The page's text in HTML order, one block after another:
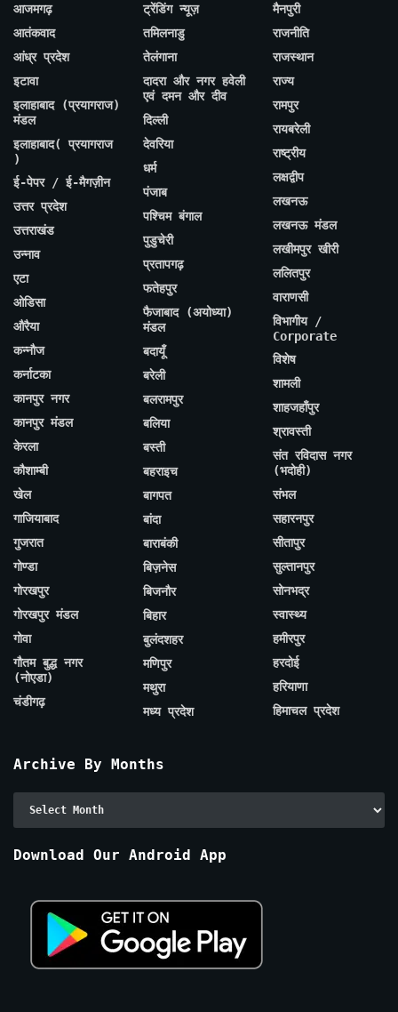
आजमगढ़
आतंकवाद
आंध्र प्रदेश
इटावा
इलाहाबाद (प्रयागराज)
मंडल
इलाहाबाद( प्रयागराज
)
ई-पेपर / ई-मैगज़ीन
उत्तर प्रदेश
उत्तराखंड
उन्नाव
एटा
ओडिसा
औरैया
कन्नौज
कर्नाटका
कानपुर नगर
कानपुर मंडल
केरला
कौशाम्बी
खेल
गाजियाबाद
गुजरात
गोण्डा
गोरखपुर
गोरखपुर मंडल
गोवा
गौतम बुद्ध नगर
(नोएडा)
चंडीगढ़
ट्रेंडिंग न्यूज़
तमिलनाडु
तेलंगाना
दादरा और नगर हवेली
एवं दमन और दीव
दिल्ली
देवरिया
धर्म
पंजाब
पश्चिम बंगाल
पुडुचेरी
प्रतापगढ़
फतेहपुर
फैजाबाद (अयोध्या)
मंडल
बदायूँ
बरेली
बलरामपुर
बलिया
बस्ती
बहराइच
बागपत
बांदा
बाराबंकी
बिज़नेस
बिजनौर
बिहार
बुलंदशहर
मणिपुर
मथुरा
मध्य प्रदेश
मैनपुरी
राजनीति
राजस्थान
राज्य
रामपुर
रायबरेली
राष्ट्रीय
लक्षद्वीप
लखनऊ
लखनऊ मंडल
लखीमपुर खीरी
ललितपुर
वाराणसी
विभागीय /
Corporate
विशेष
शामली
शाहजहाँपुर
श्रावस्ती
संत रविदास नगर
(भदोही)
संभल
सहारनपुर
सीतापुर
सुल्तानपुर
सोनभद्र
स्वास्थ्य
हमीरपुर
हरदोई
हरियाणा
हिमाचल प्रदेश
Archive By Months
Download Our Android App